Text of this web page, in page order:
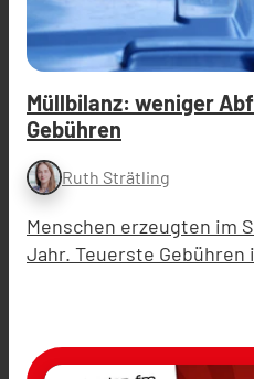
Müllbilanz: weniger
Gebühren
Ruth Strätling
Menschen erzeugten im
Jahr. Teuerste Gebühren